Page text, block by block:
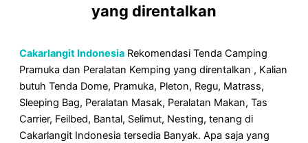
yang direntalkan
Cakarlangit Indonesia Rekomendasi Tenda Camping
Pramuka dan Peralatan Kemping yang direntalkan , Kalian
butuh Tenda Dome, Pramuka, Pleton, Regu, Matrass,
Sleeping Bag, Peralatan Masak, Peralatan Makan, Tas
Carrier, Feilbed, Bantal, Selimut, Nesting, tenang di
Cakarlangit Indonesia tersedia Banyak. Apa saja yang